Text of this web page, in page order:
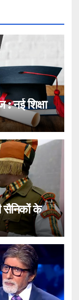
: नई शिक्षा
सैनिकों के